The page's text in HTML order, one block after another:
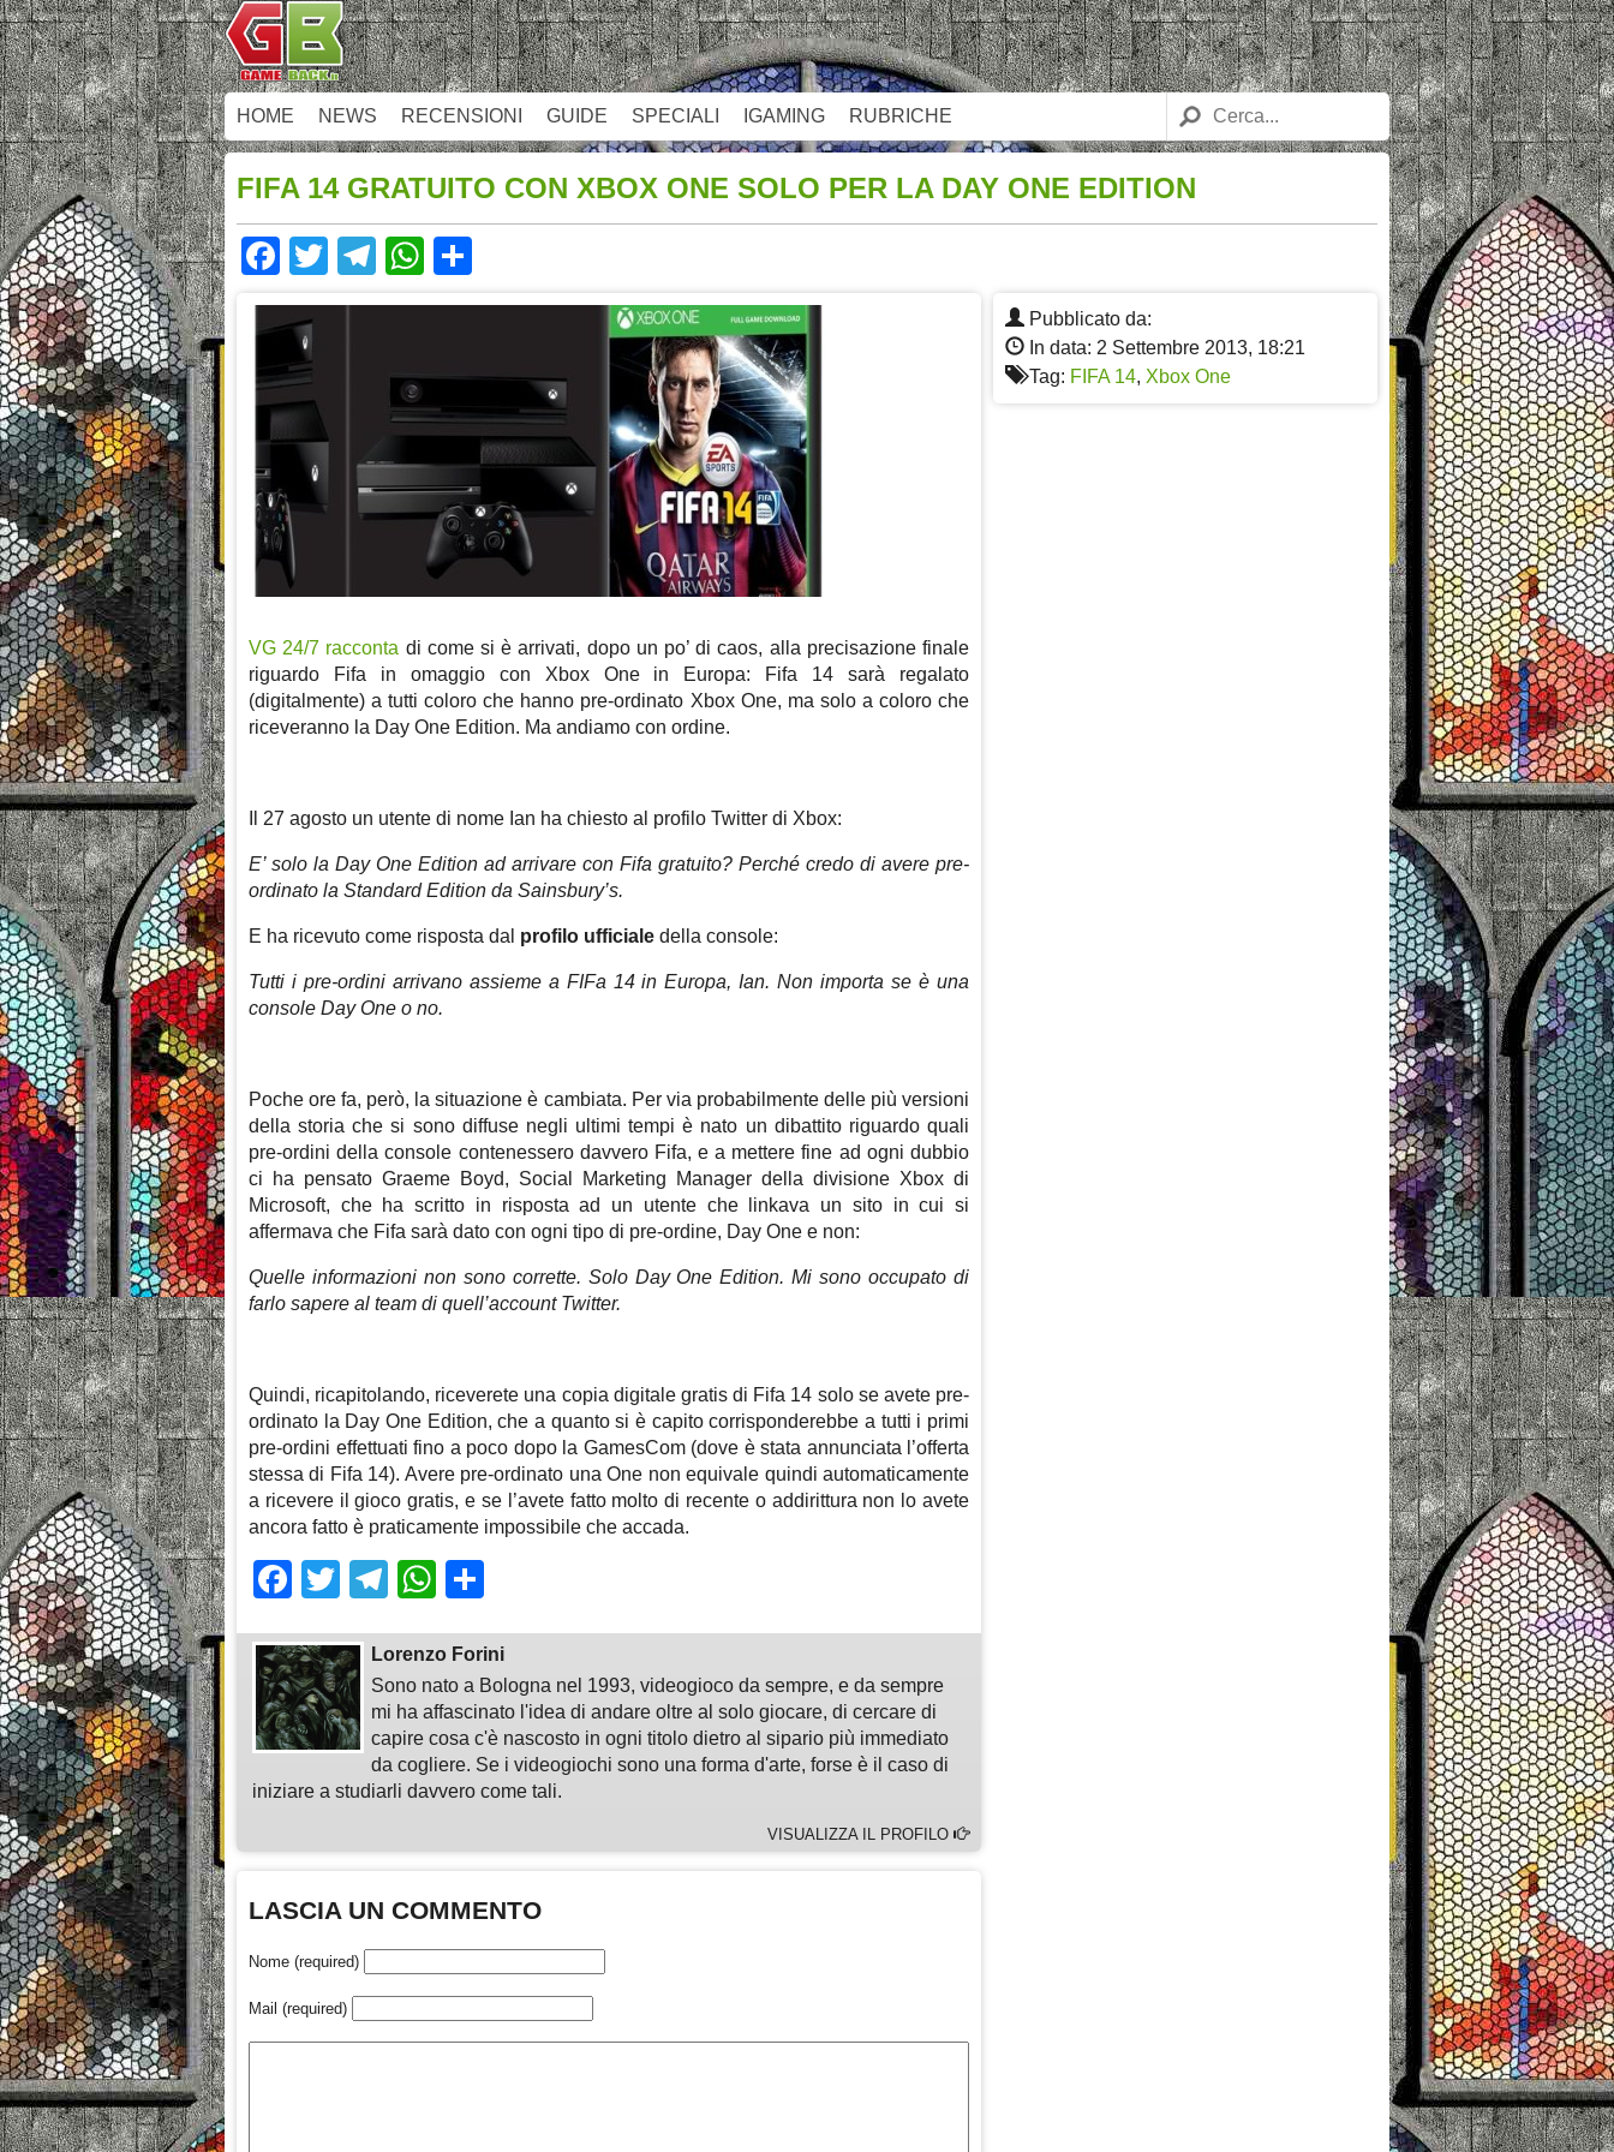
HOME NEWS RECENSIONI GUIDE SPECIALI IGAMING RUBRICHE
FIFA 14 GRATUITO CON XBOX ONE SOLO PER LA DAY ONE EDITION
Facebook
TwitterTelegram
WhatsApp
Pubblicato da:
In data: 2 Settembre 2013, 18:21
Tag: FIFA 14, Xbox One
VG 24/7 racconta di come si è arrivati, dopo un po’ di caos, alla precisazione finale
riguardo Fifa in omaggio con Xbox One in Europa: Fifa 14 sarà regalato
(digitalmente) a tutti coloro che hanno pre-ordinato Xbox One, ma solo a coloro che
riceveranno la Day One Edition. Ma andiamo con ordine.
Il 27 agosto un utente di nome Ian ha chiesto al profilo Twitter di Xbox:
E’ solo la Day One Edition ad arrivare con Fifa gratuito? Perché credo di avere pre-
ordinato la Standard Edition da Sainsbury’s.
E ha ricevuto come risposta dal profilo ufficiale della console:
Tutti i pre-ordini arrivano assieme a FIFa 14 in Europa, Ian. Non importa se è una
console Day One o no.
Poche ore fa, però, la situazione è cambiata. Per via probabilmente delle più versioni
della storia che si sono diffuse negli ultimi tempi è nato un dibattito riguardo quali
pre-ordini della console contenessero davvero Fifa, e a mettere fine ad ogni dubbio
ci ha pensato Graeme Boyd, Social Marketing Manager della divisione Xbox di
Microsoft, che ha scritto in risposta ad un utente che linkava un sito in cui si
affermava che Fifa sarà dato con ogni tipo di pre-ordine, Day One e non:
Quelle informazioni non sono corrette. Solo Day One Edition. Mi sono occupato di
farlo sapere al team di quell’account Twitter.
Quindi, ricapitolando, riceverete una copia digitale gratis di Fifa 14 solo se avete pre-
ordinato la Day One Edition, che a quanto si è capito corrisponderebbe a tutti i primi
pre-ordini effettuati fino a poco dopo la GamesCom (dove è stata annunciata l’offerta
stessa di Fifa 14). Avere pre-ordinato una One non equivale quindi automaticamente
a ricevere il gioco gratis, e se l’avete fatto molto di recente o addirittura non lo avete
ancora fatto è praticamente impossibile che accada.
Facebook
TwitterTelegram
WhatsApp
Lorenzo Forini
Sono nato a Bologna nel 1993, videogioco da sempre, e da sempre
mi ha affascinato l'idea di andare oltre al solo giocare, di cercare di
capire cosa c'è nascosto in ogni titolo dietro al sipario più immediato
da cogliere. Se i videogiochi sono una forma d'arte, forse è il caso di
iniziare a studiarli davvero come tali.
VISUALIZZA IL PROFILO
LASCIA UN COMMENTO
Nome (required)
Mail (required)